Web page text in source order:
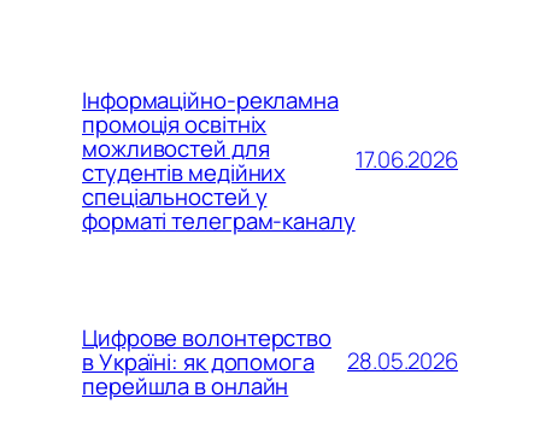
Інформаційно-рекламна
промоція освітніх
можливостей для
студентів медійних
спеціальностей у
форматі телеграм-каналу
17.06.2026
Цифрове волонтерство
в Україні: як допомога
перейшла в онлайн
28.05.2026